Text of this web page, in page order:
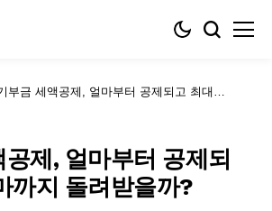
부금 세액공제, 얼마부터 공제되고 최대
제, 얼마부터 공제되
까지 돌려받을까?